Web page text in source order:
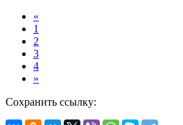
«
1
2
3
4
»
Сохранить ссылку: